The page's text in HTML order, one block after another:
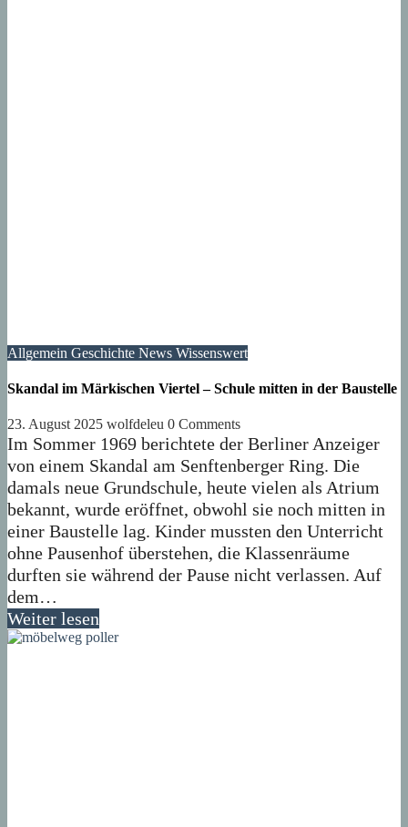
Allgemein Geschichte News Wissenswert
Skandal im Märkischen Viertel – Schule mitten in der Baustelle
23. August 2025 wolfdeleu 0 Comments
Im Sommer 1969 berichtete der Berliner Anzeiger
von einem Skandal am Senftenberger Ring. Die
damals neue Grundschule, heute vielen als Atrium
bekannt, wurde eröffnet, obwohl sie noch mitten in
einer Baustelle lag. Kinder mussten den Unterricht
ohne Pausenhof überstehen, die Klassenräume
durften sie während der Pause nicht verlassen. Auf
dem…
Weiter lesen